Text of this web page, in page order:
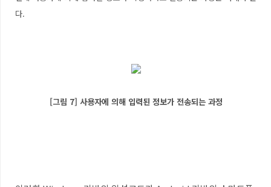
다.
[그림 7] 사용자에 의해 입력된 정보가 전송되는 과정